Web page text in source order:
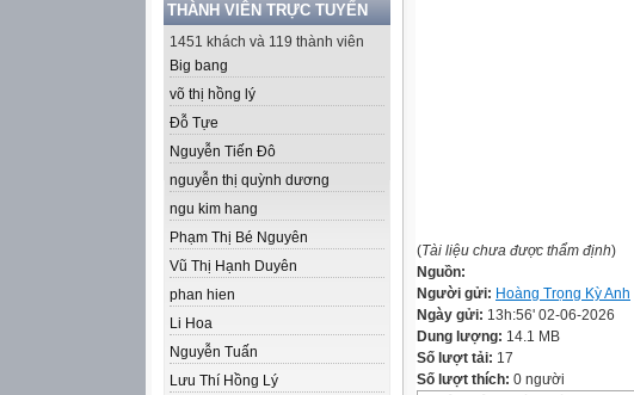
THÀNH VIÊN TRỰC TUYẾN
1451 khách và 119 thành viên
Big bang
võ thị hồng lý
Đỗ Tựe
Nguyễn Tiến Đô
nguyễn thị quỳnh dương
ngu kim hang
Phạm Thị Bé Nguyên
Vũ Thị Hạnh Duyên
phan hien
Li Hoa
Nguyễn Tuấn
Lưu Thí Hồng Lý
(Tài liệu chưa được thẩm định)
Nguồn:
Người gửi: Hoàng Trọng Kỳ Anh
Ngày gửi: 13h:56' 02-06-2026
Dung lượng: 14.1 MB
Số lượt tải: 17
Số lượt thích: 0 người